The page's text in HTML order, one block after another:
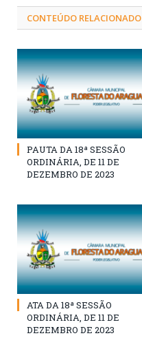
CONTEÚDO RELACIONADO
PAUTA DA 18ª SESSÃO
ORDINÁRIA, DE 11 DE
DEZEMBRO DE 2023
ATA DA 18ª SESSÃO
ORDINÁRIA, DE 11 DE
DEZEMBRO DE 2023